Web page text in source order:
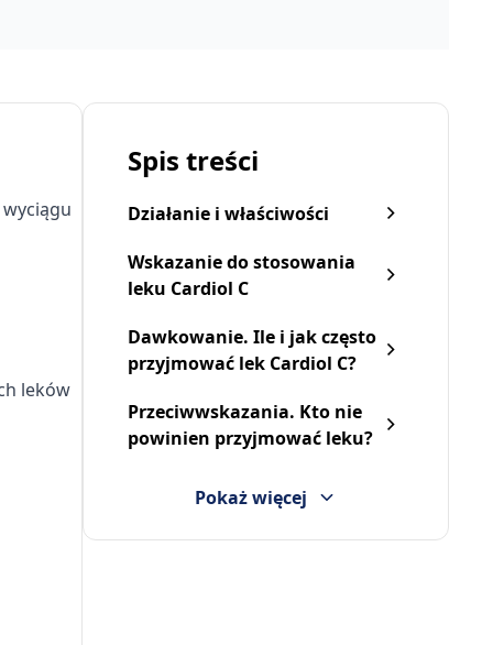
Spis treści
Działanie i właściwości
Wskazanie do stosowania
leku Cardiol C
Dawkowanie. Ile i jak często
przyjmować lek Cardiol C?
Przeciwwskazania. Kto nie
powinien przyjmować leku?
Pokaż więcej
leków